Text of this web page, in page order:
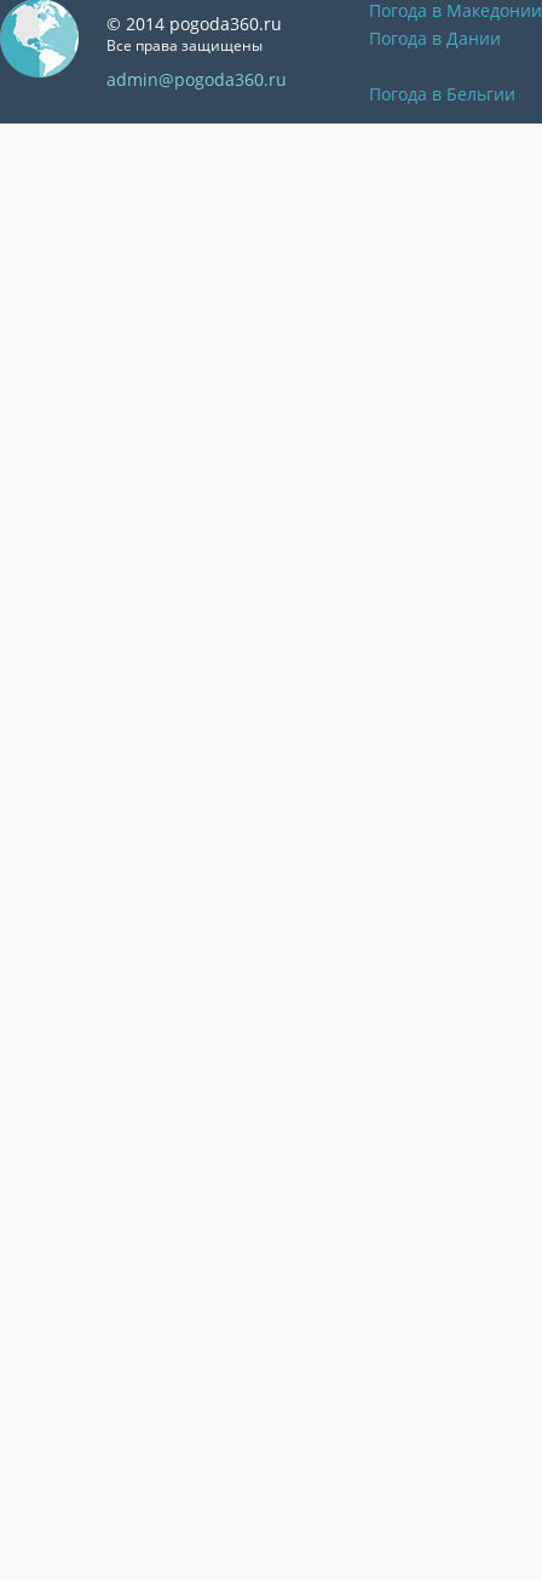
© 2014 pogoda360.ru
Все права защищены
admin@pogoda360.ru
Погода в Македонии
Погода в Дании
Погода в Бельгии